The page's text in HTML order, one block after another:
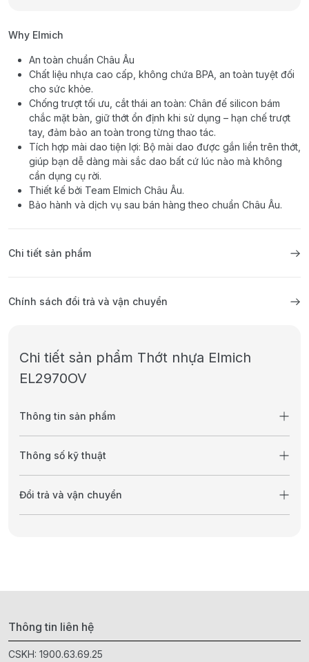
Why Elmich
An toàn chuẩn Châu Âu
Chất liệu nhựa cao cấp, không chứa BPA, an toàn tuyệt đối
cho sức khỏe.
Chống trượt tối ưu, cắt thái an toàn: Chân đế silicon bám
chắc mặt bàn, giữ thớt ổn định khi sử dụng – hạn chế trượt
tay, đảm bảo an toàn trong từng thao tác.
Tích hợp mài dao tiện lợi: Bộ mài dao được gắn liền trên thớt,
giúp bạn dễ dàng mài sắc dao bất cứ lúc nào mà không
cần dụng cụ rời.
Thiết kế bởi Team Elmich Châu Âu.
Bảo hành và dịch vụ sau bán hàng theo chuẩn Châu Âu.
Chi tiết sản phẩm
Chính sách đổi trả và vận chuyển
Chi tiết sản phẩm Thớt nhựa Elmich
EL2970OV
Thông tin sản phẩm
Thông số kỹ thuật
Đổi trả và vận chuyển
Thông tin liên hệ
CSKH: 1900.63.69.25